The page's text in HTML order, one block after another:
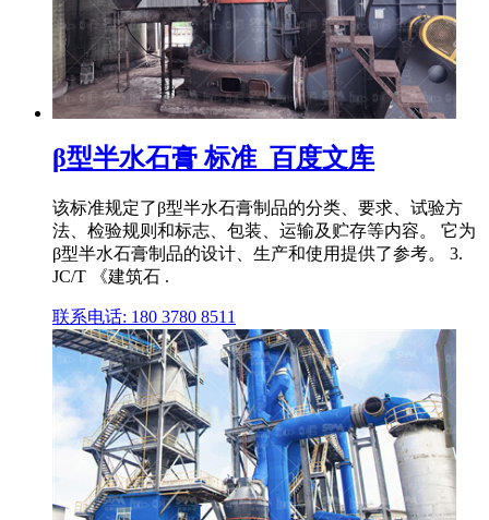
β型半水石膏 标准_百度文库
该标准规定了β型半水石膏制品的分类、要求、试验方
法、检验规则和标志、包装、运输及贮存等内容。 它为
β型半水石膏制品的设计、生产和使用提供了参考。 3.
JC/T 《建筑石 .
联系电话: 180 3780 8511